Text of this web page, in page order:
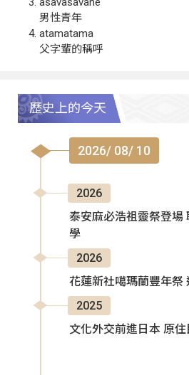
男性青年
atamatama
父字輩的稱呼
歷史上的今天
2026/ 08/ 10
2026
泰安麻必浩祖靈祭登場
學
2026
花蓮新社噶瑪蘭豐年祭
2025
文化外交前進日本 原